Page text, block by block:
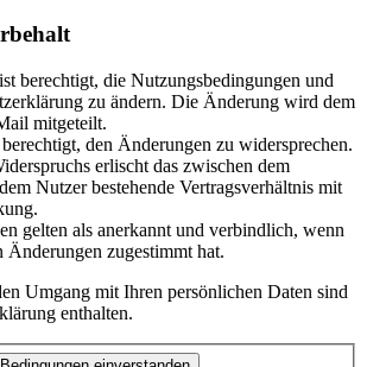
berechtigt, die Nutzungsbedingungen und
zu ändern. Die Änderung wird dem
mitgeteilt.
den Änderungen zu widersprechen.
erlischt das zwischen dem
Nutzer bestehende Vertragsverhältnis mit
gelten als anerkannt und verbindlich, wenn
Änderungen zugestimmt hat.
Umgang mit Ihren persönlichen Daten sind
enthalten.